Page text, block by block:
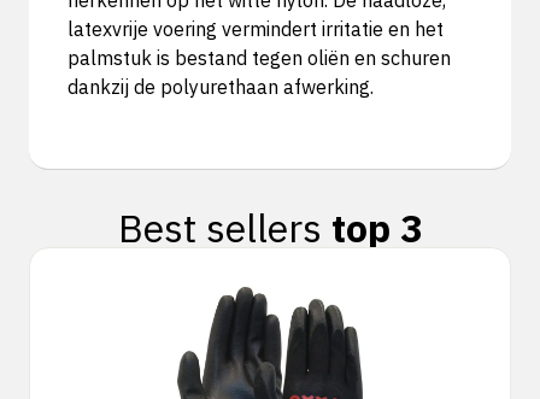
latexvrije voering vermindert irritatie en het
palmstuk is bestand tegen oliën en schuren
dankzij de polyurethaan afwerking.
Best sellers top 3